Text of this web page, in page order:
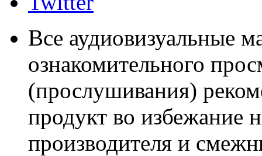
Все аудиовизуальные
ознакомительного
(прослушивания)
продукт во избежание
производителя и